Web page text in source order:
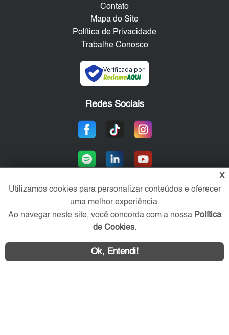
WhatsApp Contatar
Contato
Mapa do Site
Política de Privacidade
Trabalhe Conosco
Verificada por
Redes Sociais
Área exclusiva aos anunciantes,
acesse sua conta:
X
Utilizamos cookies para personalizar conteúdos e oferecer
uma melhor experiência.
Ao navegar neste site, você concorda com a nossa Política
de Cookies.
Ok, Entendi!